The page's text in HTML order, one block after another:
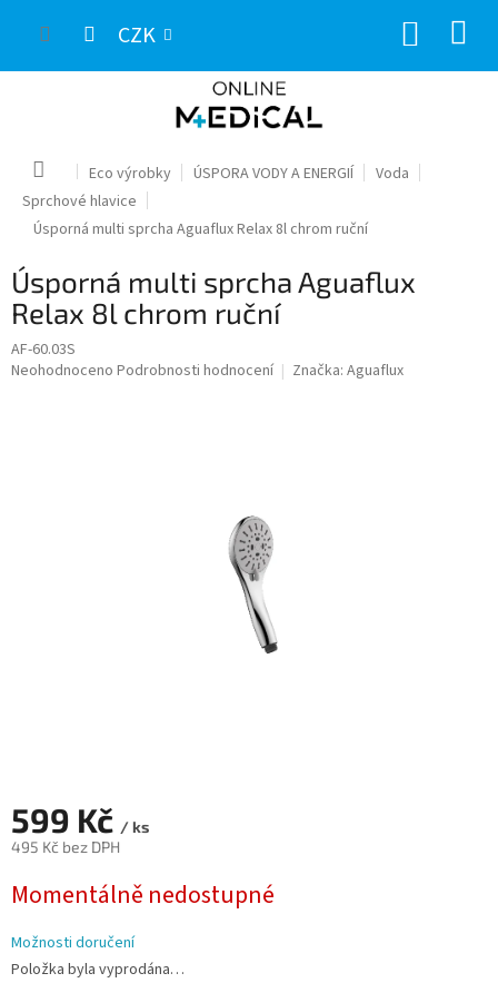
CZK
Domů Eco výrobky ÚSPORA VODY A ENERGIÍ
Voda
Sprchové hlavice
Úsporná multi sprcha Aguaflux Relax 8l chrom ruční
Úsporná multi sprcha Aguaflux
Relax 8l chrom ruční
AF-60.03S
Průměrné
Neohodnoceno Podrobnosti hodnocení Značka: Aguaflux
599 Kč / ks
495 Kč bez DPH
cena:
Momentálně nedostupné
Možnosti doručení
Položka byla vyprodána…